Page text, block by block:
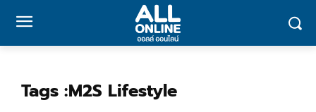
Tags :M2S Lifestyle